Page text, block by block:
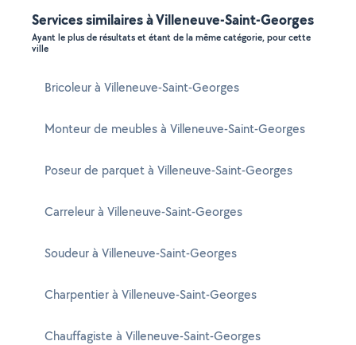
Services similaires à Villeneuve-Saint-Georges
Ayant le plus de résultats et étant de la même catégorie, pour cette
ville
Bricoleur à Villeneuve-Saint-Georges
Monteur de meubles à Villeneuve-Saint-Georges
Poseur de parquet à Villeneuve-Saint-Georges
Carreleur à Villeneuve-Saint-Georges
Soudeur à Villeneuve-Saint-Georges
Charpentier à Villeneuve-Saint-Georges
Chauffagiste à Villeneuve-Saint-Georges